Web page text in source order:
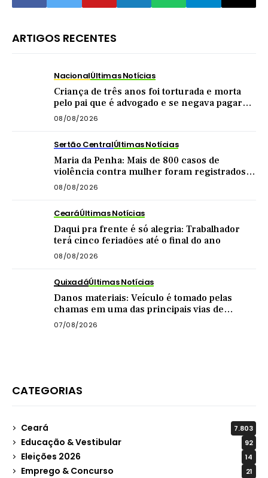
ARTIGOS RECENTES
NacionalÚltimas Notícias
Criança de três anos foi torturada e morta
pelo pai que é advogado e se negava pagar
pensão
08/08/2026
Sertão CentralÚltimas Notícias
Maria da Penha: Mais de 800 casos de
violência contra mulher foram registrados
no Sertão Central este ano
08/08/2026
CearáÚltimas Notícias
Daqui pra frente é só alegria: Trabalhador
terá cinco feriadões até o final do ano
08/08/2026
QuixadáÚltimas Notícias
Danos materiais: Veículo é tomado pelas
chamas em uma das principais vias de
Quixadá
07/08/2026
CATEGORIAS
Ceará 7.803
Educação & Vestibular 92
Eleições 2026 14
Emprego & Concurso 21